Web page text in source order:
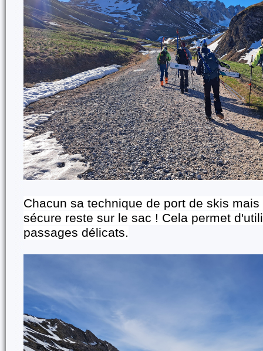
Chacun sa technique de port de skis
sécure reste sur le sac ! Cela permet
passages délicats.